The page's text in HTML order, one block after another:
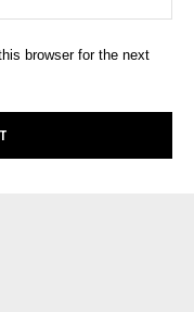
browser for the next